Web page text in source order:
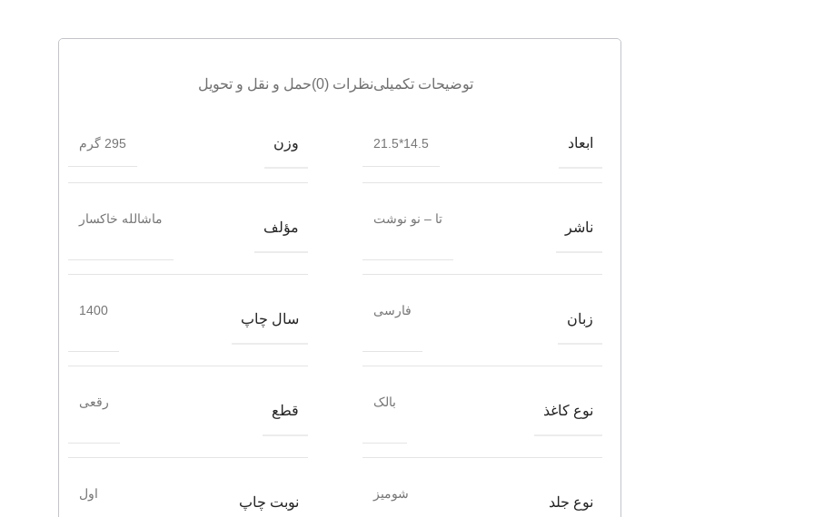
توضیحات تکمیلینظرات (0) حمل و نقل و تحویل
ابعاد 14.5*21.5 وزن 295 گرم
ناشر
تا – نو نوشت
مؤلف
ماشالله خاکسار
زبان
فارسی
سال چاپ
1400
نوع کاغذ
بالک
قطع
رقعی
نوع جلد
شومیز
نوبت چاپ
اول